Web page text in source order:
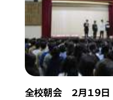
全校朝会 ２月１９日